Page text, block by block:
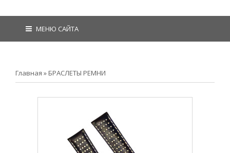
МЕНЮ САЙТА
Главная » БРАСЛЕТЫ РЕМНИ